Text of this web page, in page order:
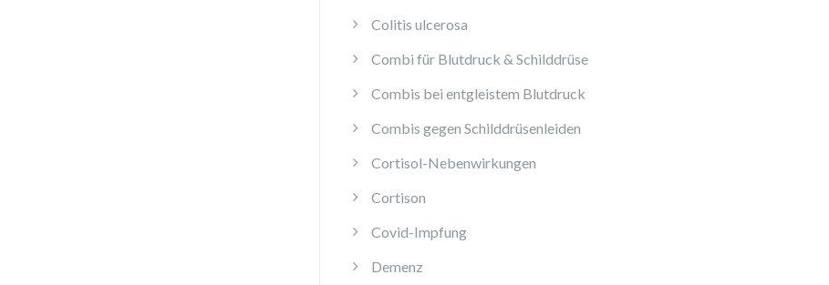
Colitis ulcerosa
Combi für Blutdruck & Schilddrüse
Combis bei entgleistem Blutdruck
Combis gegen Schilddrüsenleiden
Cortisol-Nebenwirkungen
Cortison
Covid-Impfung
Demenz